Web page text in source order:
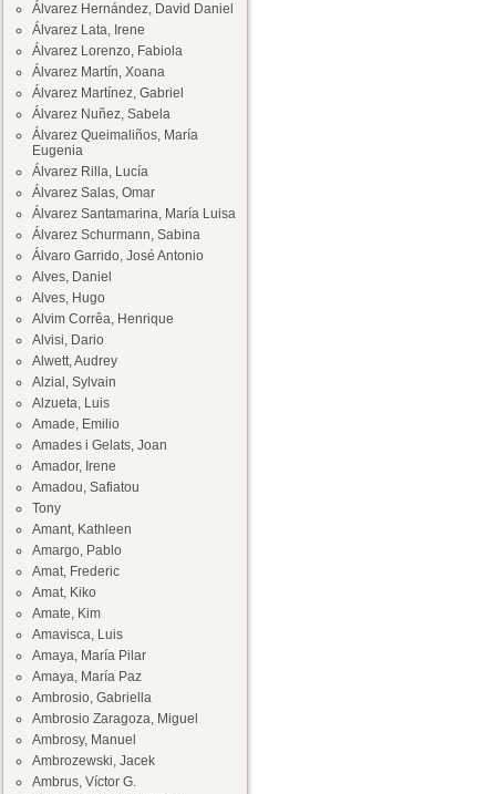
Álvarez Hernández, David Daniel
Álvarez Lata, Irene
Álvarez Lorenzo, Fabiola
Álvarez Martín, Xoana
Álvarez Martínez, Gabriel
Álvarez Nuñez, Sabela
Álvarez Queimaliños, María
Eugenia
Álvarez Rilla, Lucía
Álvarez Salas, Omar
Álvarez Santamarina, María Luisa
Álvarez Schurmann, Sabina
Álvaro Garrido, José Antonio
Alves, Daniel
Alves, Hugo
Alvim Corrêa, Henrique
Alvisi, Dario
Alwett, Audrey
Alzial, Sylvain
Alzueta, Luis
Amade, Emilio
Amades i Gelats, Joan
Amador, Irene
Amadou, Safiatou
Tony
Amant, Kathleen
Amargo, Pablo
Amat, Frederic
Amat, Kiko
Amate, Kim
Amavisca, Luis
Amaya, María Pilar
Amaya, María Paz
Ambrosio, Gabriella
Ambrosio Zaragoza, Miguel
Ambrosy, Manuel
Ambrozewski, Jacek
Ambrus, Víctor G.